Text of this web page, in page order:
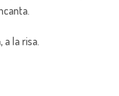
a la risa.